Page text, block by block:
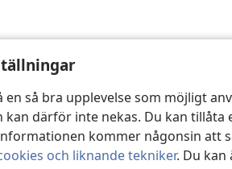
en så bra upplevelse som möjligt
kan därför inte nekas. Du kan
kommer någonsin att
och liknande tekniker. Du